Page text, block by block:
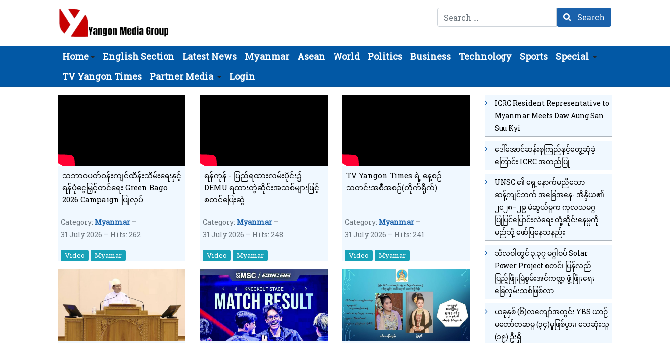
Search Search
Home English Section Latest News Myanmar Asean World Politics Business Technology Sports
Special
TV Yangon Times
Partner Media Login
သဘာဝပတ်ဝန်းကျင်ထိန်းသိမ်းရေးနှင့်
ရန်ပုံငွေမြှင့်တင်ရေး Green Bago
2026 Campaign ပြုလုပ်
Category: Myanmar
31 July 2026
Hits: 262
Video Myamar
ရန်ကုန် - ပြည်ရထားလမ်းပိုင်း၌
DEMU ရထားတွဲဆိုင်းအသစ်များဖြင့်
စတင်ပြေးဆွဲ
Category: Myanmar
31 July 2026
Hits: 248
Video Myamar
TV Yangon Times ရဲ့ နေ့စဉ်
သတင်းအစီအစဉ်(တိုက်ရိုက်)
Category: Myanmar
31 July 2026
Hits: 241
Video Myamar
ICRC Resident Representative to
Myanmar Meets Daw Aung San
Suu Kyi
ဒေါ်အောင်ဆန်းစုကြည်နှင့်တွေ့ဆုံခဲ့
ကြောင်း ICRC အတည်ပြု
UNSC ၏ ရှေ့နောက်မညီသော
ဆန့်ကျင်ဘက် အခြေအနေ- အိန္ဒိယ၏
၂၀၂၈–၂၉ မဲဆွယ်မှုက ကုလသမဂ္ဂ
ပြုပြင်ပြောင်းလဲရေး တုံ့ဆိုင်းနေမှုကို
မည်သို့ ဖော်ပြနေသနည်း
သီလဝါတွင် ၃.၃၇ မဂ္ဂါဝပ် Solar
Power Project စတင်၊ ပြန်လည်
ပြည့်ဖြိုးမြဲစွမ်းအင်ကဏ္ဍ ဖွံ့ဖြိုးရေး
ခြေလှမ်းသစ်ဖြစ်လာ
ယခုနှစ် (၆)လကျော်အတွင်း YBS ယာဉ်
မတော်တဆမှု (၃၄)မှုဖြစ်ပွား၊ သေဆုံးသူ
(၁၉) ဦးရှိ